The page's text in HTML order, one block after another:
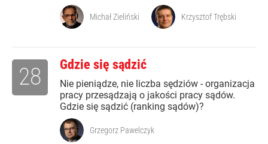
Michał Zieliński Krzysztof Trębski
Gdzie się sądzić
Nie pieniądze, nie liczba sędziów - organizacja
pracy przesądzają o jakości pracy sądów.
Gdzie się sądzić (ranking sądów)?
28
Grzegorz Pawelczyk